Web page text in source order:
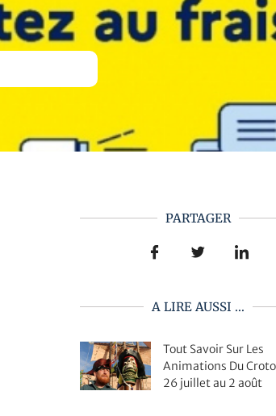
PARTAGER
A LIRE AUSSI ...
Tout Savoir Sur Les
Animations Du
26 juillet au 2 août